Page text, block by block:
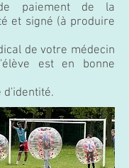
paiement de la
et signé (à produire
de votre médecin
est en bonne
d'identité.